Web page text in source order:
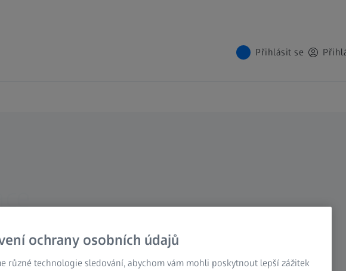
Přihlásit se
dílů
ochrany osobních údajů
různé technologie sledování, abychom vám mohli poskytnout lepší zážitek